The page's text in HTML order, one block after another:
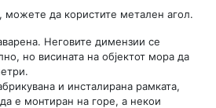
можете да користите метален агол.
Неговите димензии се
но висината на објектот мора да
и инсталирана рамката,
е монтиран на горе, а некои